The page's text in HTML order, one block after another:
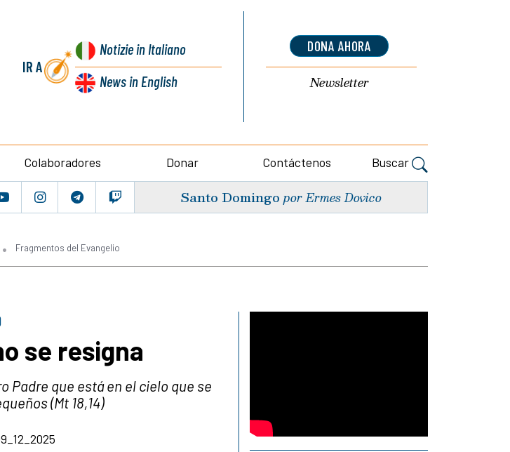
IR A
Notiziein Italiano
News in English
DONA AHORA
Newsletter
Colaboradores Donar Contáctenos Buscar
Santo Domingo por Ermes Dovico
Fragmentos del Evangelio
se resigna
Padre que está en el cielo que se
(Mt 18,14)